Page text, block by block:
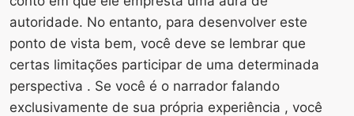
autoridade. No entanto, para desenvolver este
ponto de vista bem, você deve se lembrar que
certas limitações participar de uma determinada
perspectiva . Se você é o narrador falando
exclusivamente de sua própria experiência , você